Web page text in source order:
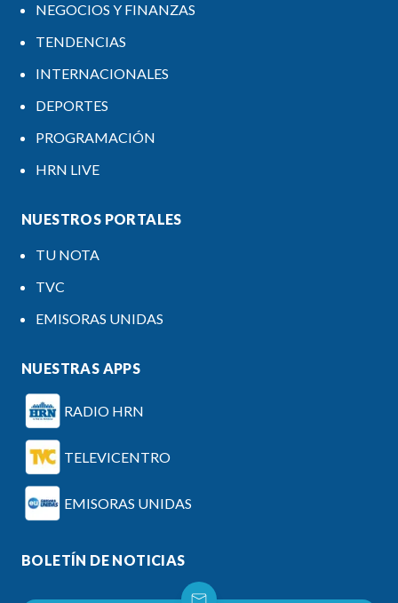
NEGOCIOS Y FINANZAS
TENDENCIAS
INTERNACIONALES
DEPORTES
PROGRAMACIÓN
HRN LIVE
NUESTROS PORTALES
TU NOTA
TVC
EMISORAS UNIDAS
NUESTRAS APPS
RADIO HRN
TELEVICENTRO
EMISORAS UNIDAS
BOLETÍN DE NOTICIAS